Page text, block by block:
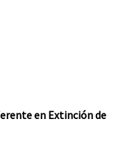
en Extinción de